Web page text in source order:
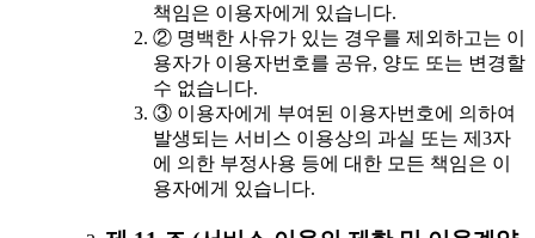
책임은 이용자에게 있습니다.
② 명백한 사유가 있는 경우를 제외하고는 이
용자가 이용자번호를 공유, 양도 또는 변경할
수 없습니다.
③ 이용자에게 부여된 이용자번호에 의하여
발생되는 서비스 이용상의 과실 또는 제3자
에 의한 부정사용 등에 대한 모든 책임은 이
용자에게 있습니다.